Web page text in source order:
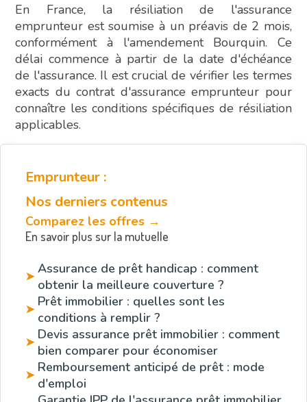
En France, la résiliation de l'assurance
emprunteur est soumise à un préavis de 2 mois,
conformément à l'amendement Bourquin. Ce
délai commence à partir de la date d'échéance
de l'assurance. Il est crucial de vérifier les termes
exacts du contrat d'assurance emprunteur pour
connaître les conditions spécifiques de résiliation
applicables.
Emprunteur :
Nos derniers contenus
Comparez les offres →
En savoir plus sur la mutuelle
➤ Assurance de prêt handicap : comment
obtenir la meilleure couverture ?
➤ Prêt immobilier : quelles sont les
conditions à remplir ?
➤ Devis assurance prêt immobilier : comment
bien comparer pour économiser
➤ Remboursement anticipé de prêt : mode
d'emploi